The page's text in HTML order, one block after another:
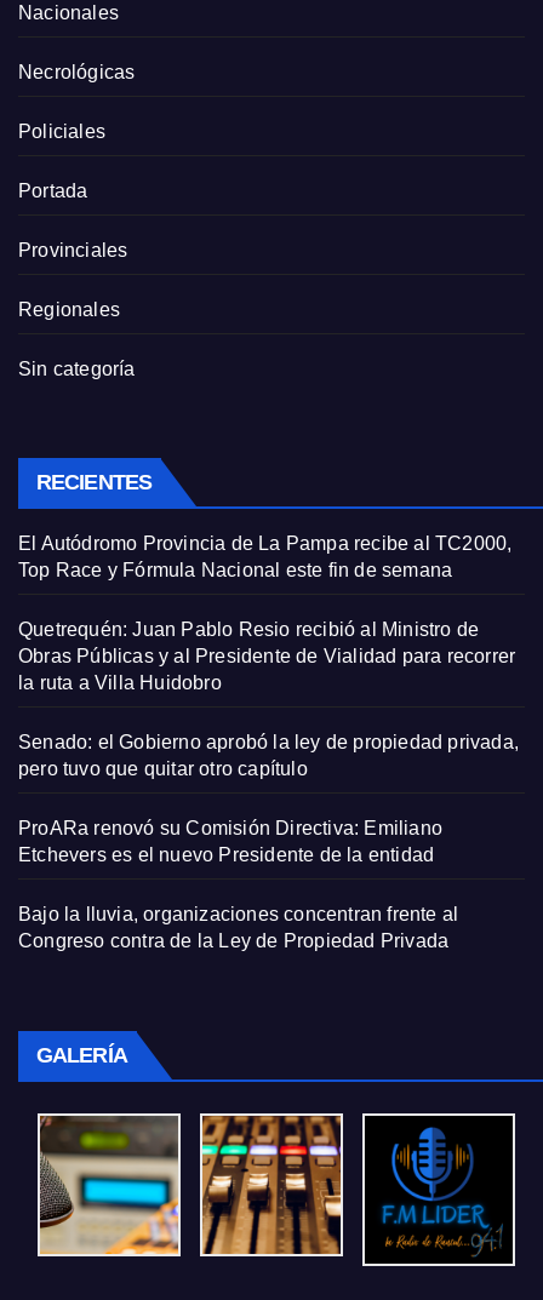
Nacionales
Necrológicas
Policiales
Portada
Provinciales
Regionales
Sin categoría
RECIENTES
El Autódromo Provincia de La Pampa recibe al TC2000,
Top Race y Fórmula Nacional este fin de semana
Quetrequén: Juan Pablo Resio recibió al Ministro de
Obras Públicas y al Presidente de Vialidad para recorrer
la ruta a Villa Huidobro
Senado: el Gobierno aprobó la ley de propiedad privada,
pero tuvo que quitar otro capítulo
ProARa renovó su Comisión Directiva: Emiliano
Etchevers es el nuevo Presidente de la entidad
Bajo la lluvia, organizaciones concentran frente al
Congreso contra de la Ley de Propiedad Privada
GALERÍA